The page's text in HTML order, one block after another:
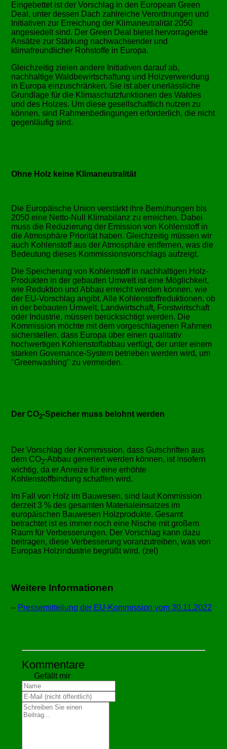
Eingebettet ist der Vorschlag in den European Green
Deal, unter dessen Dach zahlreiche Verordnungen und
Initiativen zur Erreichung der Klimaneutralität 2050
angesiedelt sind. Der Green Deal bietet hervorragende
Ansätze zur Stärkung nachwachsender und
klimafreundlicher Rohstoffe in Europa.
Gleichzeitig zielen andere Initiativen darauf ab,
nachhaltige Waldbewirtschaftung und Holzverwendung
in Europa einzuschränken. Sie ist aber unerlässliche
Grundlage für die Klimaschutzfunktionen des Waldes
und des Holzes. Um diese gesellschaftlich nutzen zu
können, sind Rahmenbedingungen erforderlich, die nicht
gegenläufig sind.
Ohne Holz keine Klimaneutralität
Die Europäische Union verstärkt ihre Bemühungen bis
2050 eine Netto-Null Klimabilanz zu erreichen. Dabei
muss die Reduzierung der Emission von Kohlenstoff in
die Atmosphäre Priorität haben. Gleichzeitig müssen wir
auch Kohlenstoff aus der Atmosphäre entfernen, was die
Bedeutung dieses Kommissionsvorschlags aufzeigt.
Die Speicherung von Kohlenstoff in nachhaltigen Holz-
Produkten in der gebauten Umwelt ist eine Möglichkeit,
wie Reduktion und Abbau erreicht werden können, wie
der EU-Vorschlag angibt. Alle Kohlenstoffreduktionen, ob
in der bebauten Umwelt, Landwirtschaft, Forstwirtschaft
oder Industrie, müssen berücksichtigt werden. Die
Kommission möchte mit dem vorgeschlagenen Rahmen
sicherstellen, dass Europa über einen qualitativ
hochwertigen Kohlenstoffabbau verfügt, der unter einem
starken Governance-System betrieben werden wird, um
Greenwashing
zu vermeiden.
Der CO2-Speicher muss belohnt werden
Der Vorschlag der Kommission, dass Gutschriften aus
dem CO2-Abbau generiert werden können, ist insofern
wichtig, da er Anreize für eine erhöhte
Kohlenstoffbindung schaffen wird.
Im Fall von Holz im Bauwesen, sind laut Kommission
derzeit 3 % des gesamten Materialeinsatzes im
europäischen Bauwesen Holzprodukte. Gesamt
betrachtet ist es immer noch eine Nische mit großem
Raum für Verbesserungen. Der Vorschlag kann dazu
beitragen, diese Verbesserung voranzutreiben, was von
Europas Holzindustrie begrüßt wird. (zel)
Weitere Informationen
– Pressemitteilung der EU-Kommission vom 30.11.2022
Kommentare
Gefällt mir